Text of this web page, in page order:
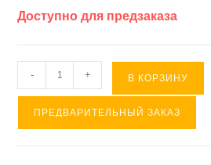
Доступно для предзаказа
Количество
товара
Кровать
- + В КОРЗИНУ
ПРЕДВАРИТЕЛЬНЫЙ ЗАКАЗ